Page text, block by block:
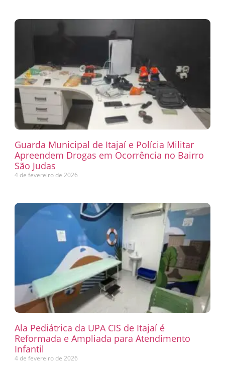
Guarda Municipal de Itajaí e Polícia Militar
Apreendem Drogas em Ocorrência no Bairro
São Judas
4 de fevereiro de 2026
Ala Pediátrica da UPA CIS de Itajaí é
Reformada e Ampliada para Atendimento
Infantil
4 de fevereiro de 2026